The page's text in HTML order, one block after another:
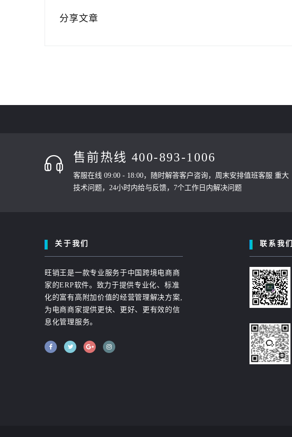
分享文章
售前热线 400-893-1006
客服在线 09:00 - 18:00，随时解答客户咨询，周末安排值班客服 重大
技术问题，24小时内给与反馈，7个工作日内解决问题
关于我们
旺销王是一款专业服务于中国跨境电商商
家的ERP软件。致力于提供专业化、标准
化的富有高附加价值的经营管理解决方案,
为电商商家提供更快、更好、更有效的信
息化管理服务。
联系我们